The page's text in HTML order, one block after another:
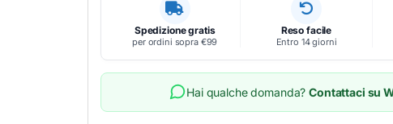
Spedizione gratis
per ordini sopra €99
Reso facile
Entro 14 giorni
Hai qualche domanda?Contattaci su